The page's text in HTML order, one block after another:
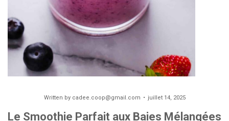
Written by cadee.coop@gmail.com juillet 14, 2025
Le Smoothie Parfait aux Baies Mélangées